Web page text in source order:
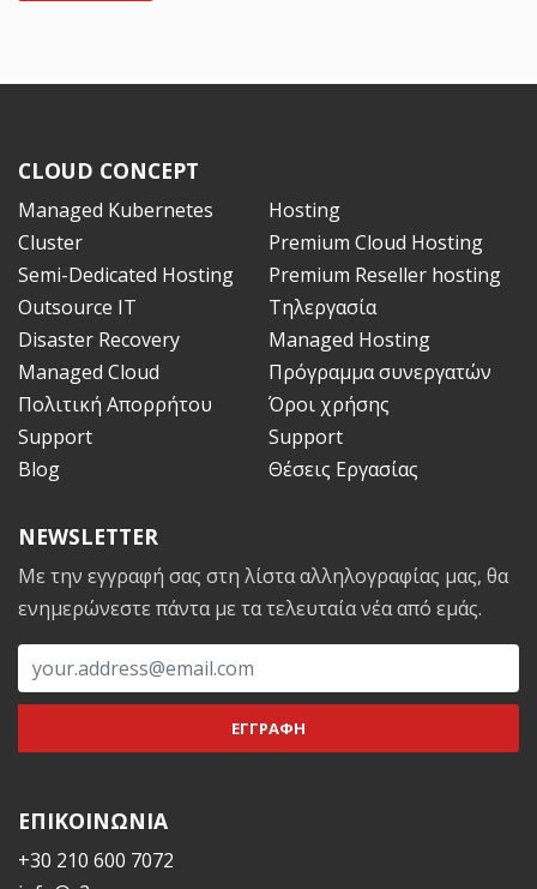
CLOUD CONCEPT
Managed Kubernetes
Cluster
Hosting
Premium Cloud Hosting
Semi-Dedicated Hosting
Premium Reseller hosting
Outsource ΙT
Τηλεργασία
Disaster Recovery
Managed Hosting
Managed Cloud
Πρόγραμμα συνεργατών
Πολιτική Απορρήτου
Όροι χρήσης
Support
Support
Blog
Θέσεις Εργασίας
NEWSLETTER
Με την εγγραφή σας στη λίστα αλληλογραφίας μας, θα
ενημερώνεστε πάντα με τα τελευταία νέα από εμάς.
ΕΠΙΚΟΙΝΩΝΙΑ
+30 210 600 7072